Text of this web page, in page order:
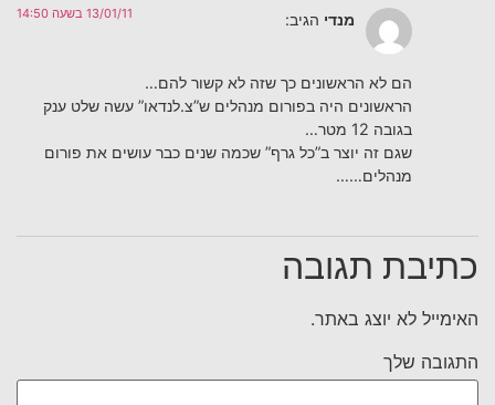
מנדי הגיב: 13/01/11 בשעה 14:50
הם לא הראשונים כך שזה לא קשור להם…
הראשונים היה בפורום מנהלים ש”צ.לנדאו” עשה שלט ענק
בגובה 12 מטר…
שגם זה יוצר ב”כל גרף” שכמה שנים כבר עושים את פורום
מנהלים……
כתיבת תגובה
האימייל לא יוצג באתר.
התגובה שלך